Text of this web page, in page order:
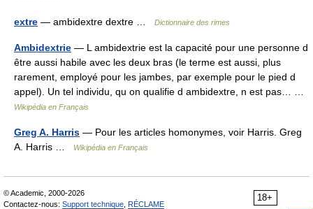
extre — ambidextre dextre … Dictionnaire des rimes
Ambidextrie — L ambidextrie est la capacité pour une personne d
être aussi habile avec les deux bras (le terme est aussi, plus
rarement, employé pour les jambes, par exemple pour le pied d
appel). Un tel individu, qu on qualifie d ambidextre, n est pas… …
Wikipédia en Français
Greg A. Harris — Pour les articles homonymes, voir Harris. Greg
A. Harris …
Wikipédia en Français
18+
© Academic, 2000-2026
Contactez-nous: Support technique RÉCLAME